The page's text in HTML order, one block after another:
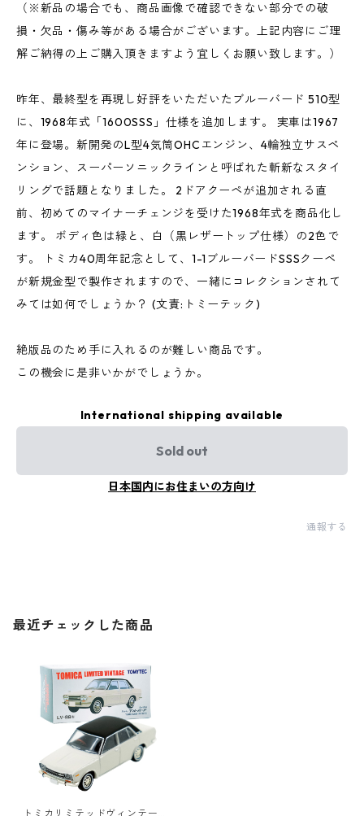
（※新品の場合でも、商品画像で確認できない部分での破
損・欠品・傷み等がある場合がございます。上記内容にご理
解ご納得の上ご購入頂きますよう宜しくお願い致します。）
昨年、最終型を再現し好評をいただいたブルーバード 510型
に、1968年式「1600SSS」仕様を追加します。 実車は1967
年に登場。新開発のL型4気筒OHCエンジン、4輪独立サスペ
ンション、スーパーソニックラインと呼ばれた斬新なスタイ
リングで話題となりました。 2ドアクーペが追加される直
前、初めてのマイナーチェンジを受けた1968年式を商品化し
ます。 ボディ色は緑と、白（黒レザートップ仕様）の2色で
す。 トミカ40周年記念として、1-1ブルーバードSSSクーペ
が新規金型で製作されますので、一緒にコレクションされて
みては如何でしょうか？ (文責:トミーテック)
絶版品のため手に入れるのが難しい商品です。
この機会に是非いかがでしょうか。
International shipping available
Sold out
日本国内にお住まいの方向け
通報する
最近チェックした商品
トミカリミテッドヴィンテー